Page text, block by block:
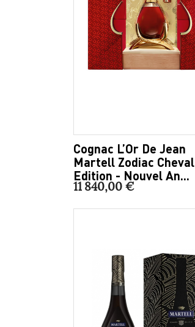
Cognac L’Or De Jean
Martell Zodiac Cheval
Edition - Nouvel An...
11 840,00 €